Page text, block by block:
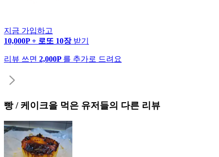
지금 가입하고
10,000P + 로또 10장 받기
리뷰 쓰면 2,000P 를 추가로 드려요
빵 / 케이크을 먹은 유저들의 다른 리뷰